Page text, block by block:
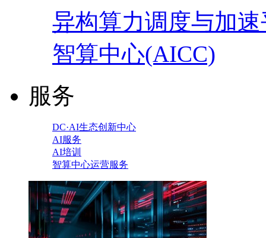
异构算力调度与加
智算中心(AICC)
服务
DC·AI生态创新中心
AI服务
AI培训
智算中心运营服务